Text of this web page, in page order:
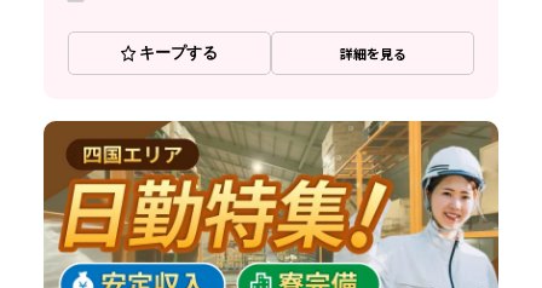
キープする 詳細を見る